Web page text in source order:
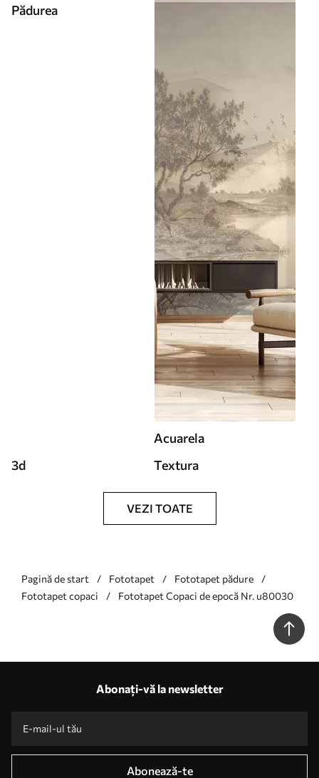
Pădurea
Acuarela
3d
Textura
VEZI TOATE
Pagină de start Fototapet
Fototapet pădure
Fototapet copaci
Fototapet Copaci de epocă Nr. u80030
Abonați-vă la newsletter
Abonează-te